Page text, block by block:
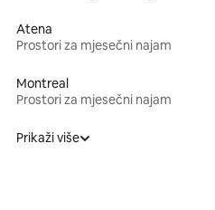
Atena
Prostori za mjesečni najam
Montreal
Prostori za mjesečni najam
Prikaži više